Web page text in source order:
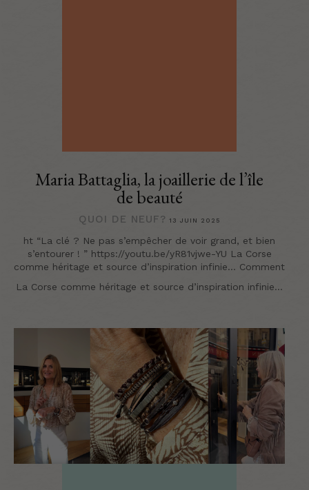
Maria Battaglia, la joaillerie de l’île
de beauté
QUOI DE NEUF? 13 JUIN 2025
ht “La clé ? Ne pas s’empêcher de voir grand, et bien
s’entourer ! ” https://youtu.be/yR81vjwe-YU La Corse
comme héritage et source d’inspiration infinie… Comment
La Corse comme héritage et source d’inspiration infinie…